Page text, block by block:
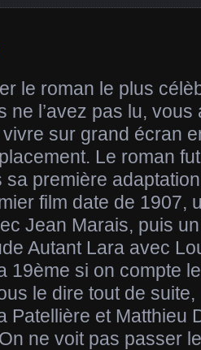
le roman le plus
ne l’avez pas lu,
sur grand écran
Le roman
sa première
film date de 1907,
Jean Marais, puis
Autant Lara avec
19ème si on compte
le dire tout de
Patellière et Matthieu
ne voit pas passer